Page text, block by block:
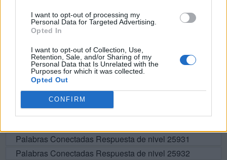
I want to opt-out of processing my
Personal Data for Targeted Advertising.
Opted In
I want to opt-out of Collection, Use,
Retention, Sale, and/or Sharing of my
Personal Data that Is Unrelated with the
Purposes for which it was collected.
Opted Out
CONFIRM
R A
N
BUSCAR MÁS
RESPUESTAS
Por favor seleccione los niveles:
Palabras Conectadas Respuesta de nivel 25931
Palabras Conectadas Respuesta de nivel 25932